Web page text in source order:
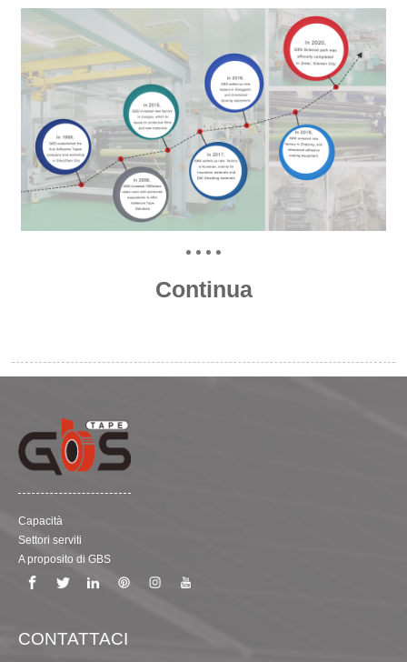
Continua
Capacità
Settori serviti
A proposito di GBS
CONTATTACI